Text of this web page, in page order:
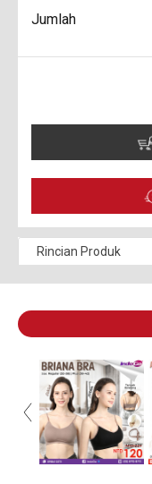
Jumlah
Rincian Produk